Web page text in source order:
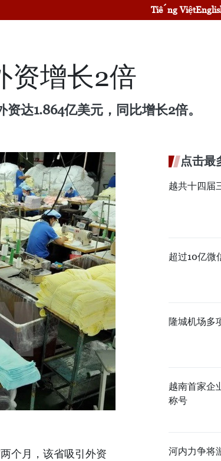
Tiếng Việt
资增长2倍
达1.864亿美元，同比增长2倍。
个月，该省吸引外资
点击最
越共十四届
超过10亿微
隆城机场多
越南首家企
称号
河内力争将